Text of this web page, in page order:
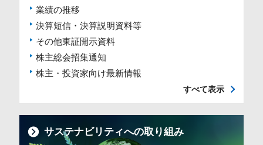
業績の推移
決算短信・決算説明資料等
その他東証開示資料
株主総会招集通知
株主・投資家向け最新情報
すべて表示
サステナビリティへの取り組み